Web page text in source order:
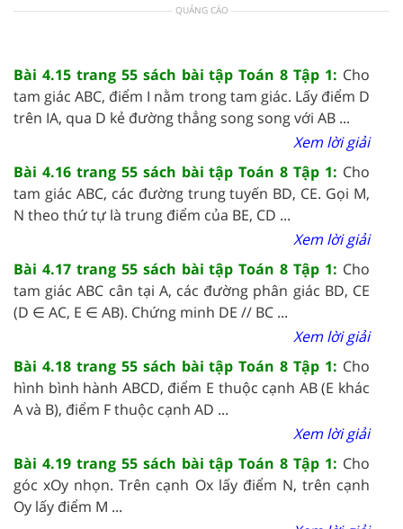
QUẢNG CÁO
Bài 4.15 trang 55 sách bài tập Toán 8 Tập 1: Cho
tam giác ABC, điểm I nằm trong tam giác. Lấy điểm D
trên IA, qua D kẻ đường thẳng song song với AB ...
Xem lời giải
Bài 4.16 trang 55 sách bài tập Toán 8 Tập 1: Cho
tam giác ABC, các đường trung tuyến BD, CE. Gọi M,
N theo thứ tự là trung điểm của BE, CD ...
Xem lời giải
Bài 4.17 trang 55 sách bài tập Toán 8 Tập 1: Cho
tam giác ABC cân tại A, các đường phân giác BD, CE
(D ∈ AC, E ∈ AB). Chứng minh DE // BC ...
Xem lời giải
Bài 4.18 trang 55 sách bài tập Toán 8 Tập 1: Cho
hình bình hành ABCD, điểm E thuộc cạnh AB (E khác
A và B), điểm F thuộc cạnh AD ...
Xem lời giải
Bài 4.19 trang 55 sách bài tập Toán 8 Tập 1: Cho
góc xOy nhọn. Trên cạnh Ox lấy điểm N, trên cạnh
Oy lấy điểm M ...